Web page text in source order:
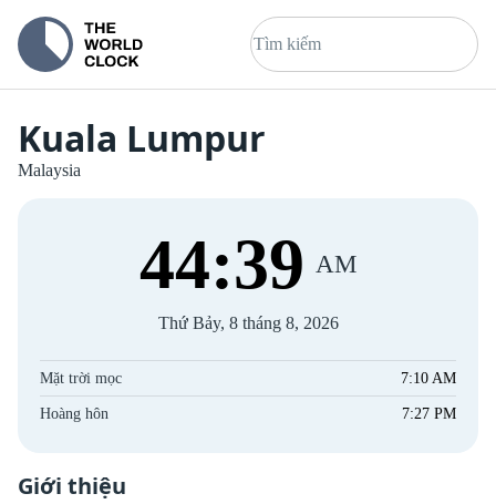
Kuala Lumpur
Malaysia
44:39 AM
Thứ Bảy, 8 tháng 8, 2026
Mặt trời mọc 7:10 AM
Hoàng hôn 7:27 PM
Giới thiệu